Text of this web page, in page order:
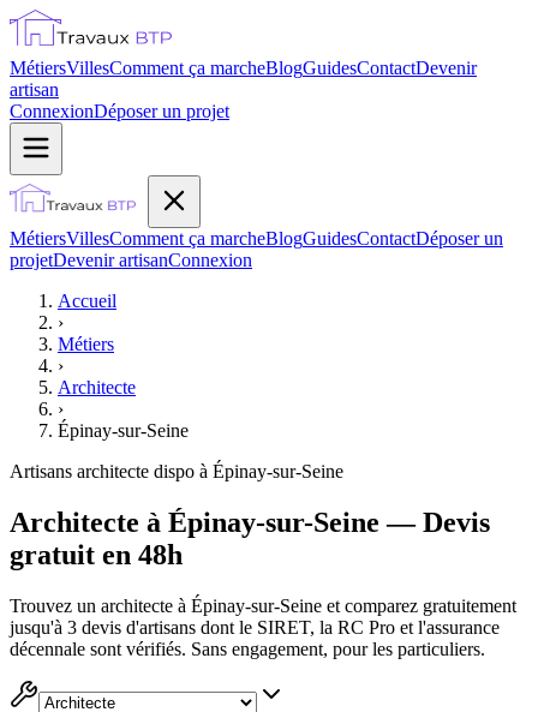
MétiersVillesComment ça marcheBlogGuidesContactDevenir
artisan
ConnexionDéposer un projet
MétiersVillesComment ça marcheBlogGuidesContactDéposer un
projetDevenir artisanConnexion
Accueil
›
Métiers
›
Architecte
›
Épinay-sur-Seine
Artisans architecte dispo à Épinay-sur-Seine
Architecte à Épinay-sur-Seine — Devis
gratuit en 48h
Trouvez un architecte à Épinay-sur-Seine et comparez gratuitement
jusqu'à 3 devis d'artisans dont le SIRET, la RC Pro et l'assurance
décennale sont vérifiés. Sans engagement, pour les particuliers.